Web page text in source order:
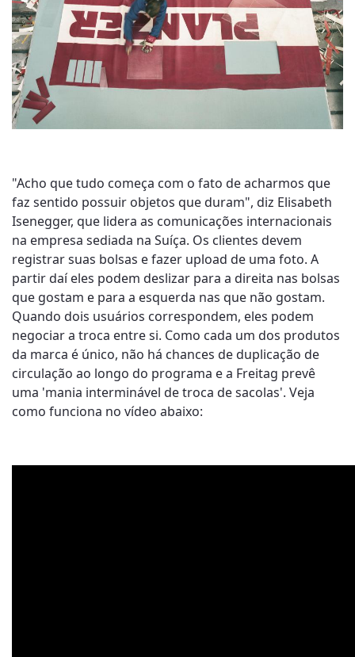
"Acho que tudo começa com o fato de acharmos que
faz sentido possuir objetos que duram", diz Elisabeth
Isenegger, que lidera as comunicações internacionais
na empresa sediada na Suíça. Os clientes devem
registrar suas bolsas e fazer upload de uma foto. A
partir daí eles podem deslizar para a direita nas bolsas
que gostam e para a esquerda nas que não gostam.
Quando dois usuários correspondem, eles podem
negociar a troca entre si. Como cada um dos produtos
da marca é único, não há chances de duplicação de
circulação ao longo do programa e a Freitag prevê
uma 'mania interminável de troca de sacolas'. Veja
como funciona no vídeo abaixo: